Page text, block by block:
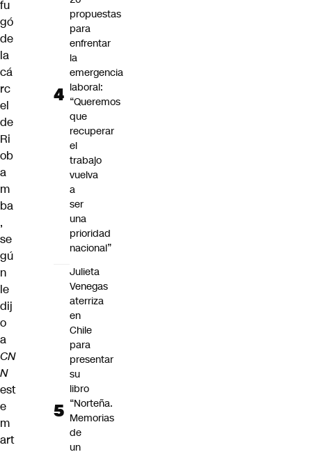
fu
gó
de
la
cá
rc
el
de
Ri
ob
a
m
ba
,
se
gú
n
le
dij
o
a
CN
N
est
e
m
art
propuestas
para
enfrentar
la
emergencia
laboral:
“Queremos
que
recuperar
el
trabajo
vuelva
a
ser
una
prioridad
nacional”
Julieta
Venegas
aterriza
en
Chile
para
presentar
su
libro
“Norteña.
Memorias
de
un